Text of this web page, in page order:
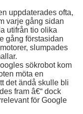
uppdaterades ofta,
varje gång sidan
utifrån tio olika
gång förstasidan
slumpades
sökrobot kom
möta en
det ändå skulle bli
fram â€“ dock
för Google